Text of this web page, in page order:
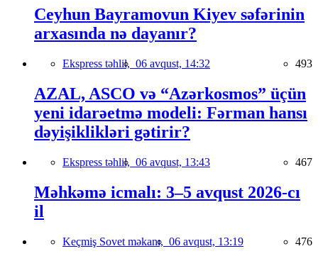
Ceyhun Bayramovun Kiyev səfərinin
arxasında nə dayanır?
Ekspress təhlil, 06 avqust, 14:32 493
AZAL, ASCO və “Azərkosmos” üçün
yeni idarəetmə modeli: Fərman hansı
dəyişiklikləri gətirir?
Ekspress təhlil, 06 avqust, 13:43 467
Məhkəmə icmalı: 3–5 avqust 2026-cı
il
Keçmiş Sovet məkanı, 06 avqust, 13:19 476